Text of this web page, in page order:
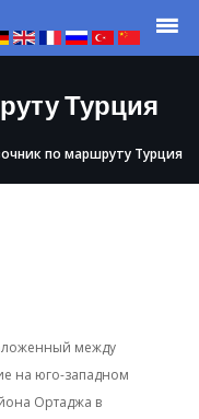
Турция
по маршруту Турция
между
на юго-западном
Ортаджа в